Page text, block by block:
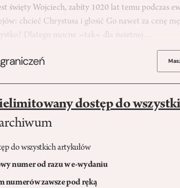
święty Wojciech, zabity 1020 lat temu podczas
chcieć Chrystusa i głosić Go nawet za cenę
Dlatego mocne »tak« dla świetnej…
dostęp do
do wszystkich artykułów
numer od razu w e-wydaniu
numerów zawsze pod ręką